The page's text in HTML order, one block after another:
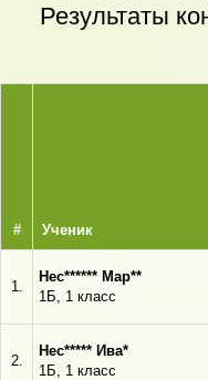
Результаты
# Ученик
1.
Нес****** Мар**
1Б, 1 класс
2.
Нес***** Ива*
1Б, 1 класс